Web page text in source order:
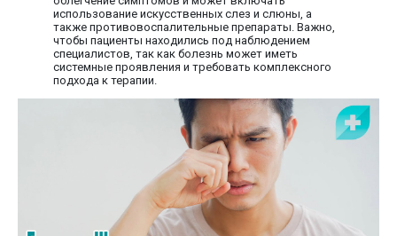
использование искусственных слез и слюны, а
также противовоспалительные препараты. Важно,
чтобы пациенты находились под наблюдением
специалистов, так как болезнь может иметь
системные проявления и требовать комплексного
подхода к терапии.